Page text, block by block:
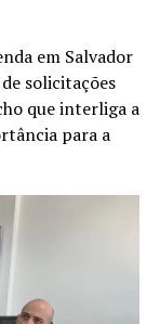
em Salvador
solicitações
que interliga a
para a